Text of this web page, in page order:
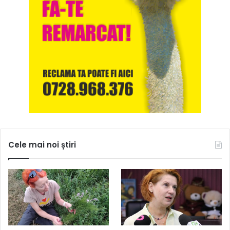
Cele mai noi știri